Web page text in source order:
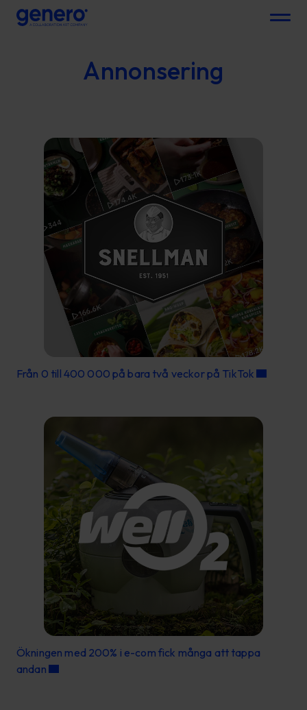
Menu
Annonsering
Från 0 till 400 000 på bara två veckor på TikTok
Ökningen med 200% i e-com fick många att tappa
andan